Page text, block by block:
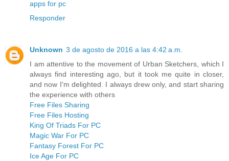
apps for pc
Responder
Unknown 3 de agosto de 2016 a las 4:42 a.m.
I am attentive to the movement of Urban Sketchers, which I
always find interesting ago, but it took me quite in closer,
and now I'm delighted. I always drew only, and start sharing
the experience with others
Free Files Sharing
Free Files Hosting
King Of Triads For PC
Magic War For PC
Fantasy Forest For PC
Ice Age For PC